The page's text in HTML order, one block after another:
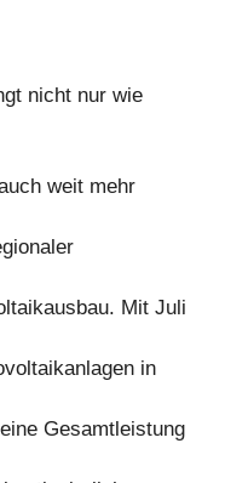
nicht nur wie
weit mehr
Mit Juli
in
Gesamtleistung